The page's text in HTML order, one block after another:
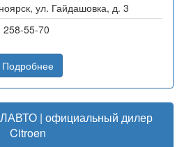
ул. Гайдашовка, д. 3
258-55-70
Подробнее
| официальный дилер
Citroen